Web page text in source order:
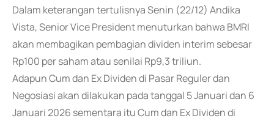
Dalam keterangan tertulisnya Senin (22/12) Andika
Vista, Senior Vice President menuturkan bahwa BMRI
akan membagikan pembagian dividen interim sebesar
Rp100 per saham atau senilai Rp9,3 triliun.
Adapun Cum dan Ex Dividen di Pasar Reguler dan
Negosiasi akan dilakukan pada tanggal 5 Januari dan 6
Januari 2026 sementara itu Cum dan Ex Dividen di